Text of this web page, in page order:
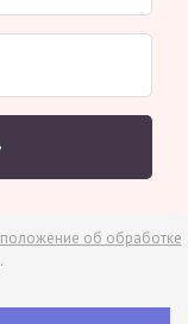
положение об обработке
.